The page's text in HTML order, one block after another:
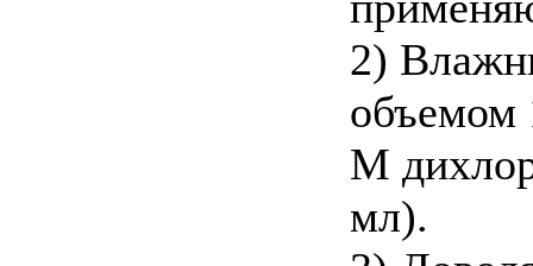
2)
объемом
M
мл).